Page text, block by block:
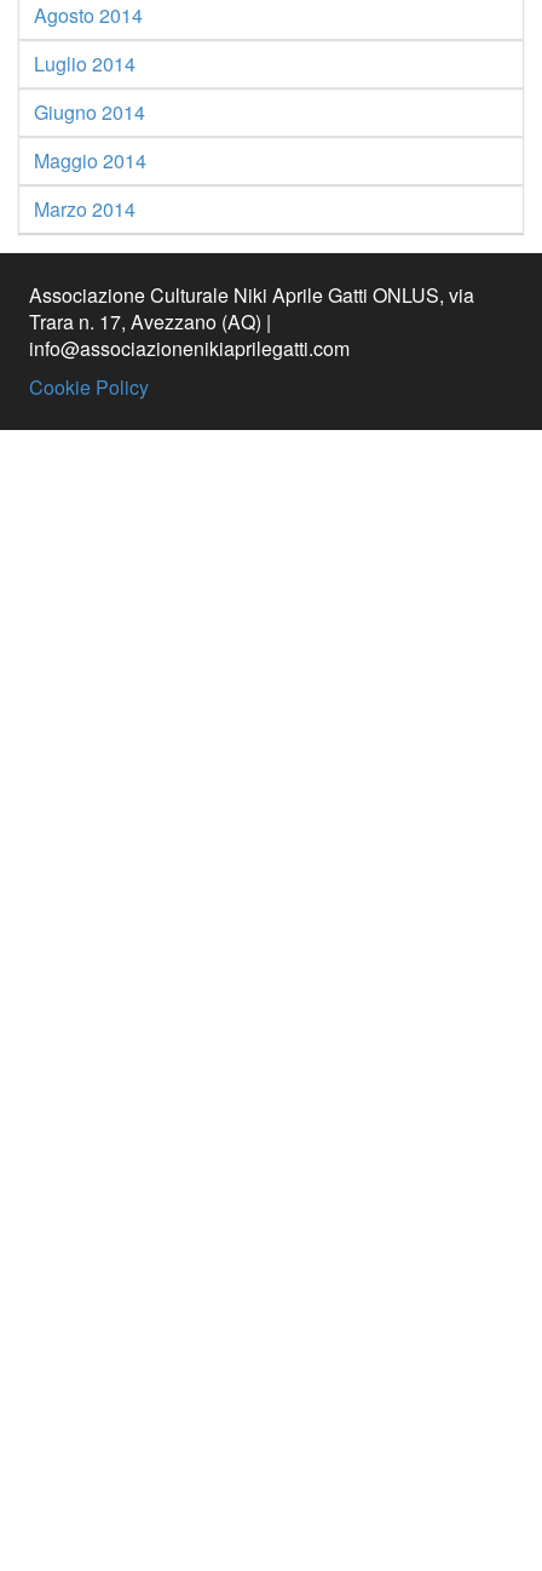
Agosto 2014
Luglio 2014
Giugno 2014
Maggio 2014
Marzo 2014
Associazione Culturale Niki Aprile Gatti ONLUS, via
Trara n. 17, Avezzano (AQ) |
info@associazionenikiaprilegatti.com
Cookie Policy